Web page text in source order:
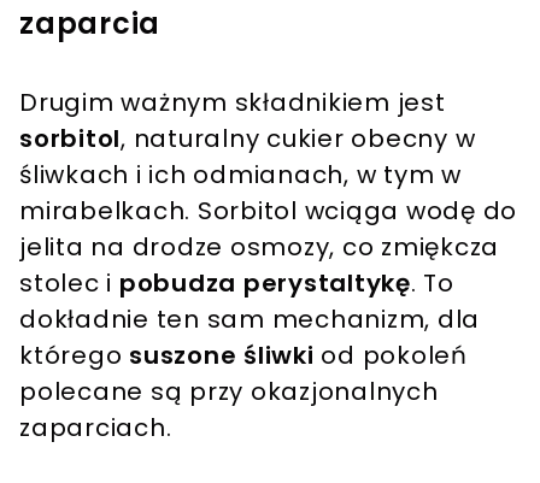
zaparcia
Drugim ważnym składnikiem jest
sorbitol, naturalny cukier obecny w
śliwkach i ich odmianach, w tym w
mirabelkach. Sorbitol wciąga wodę do
jelita na drodze osmozy, co zmiękcza
stolec i pobudza perystaltykę. To
dokładnie ten sam mechanizm, dla
którego suszone śliwki od pokoleń
polecane są przy okazjonalnych
zaparciach.